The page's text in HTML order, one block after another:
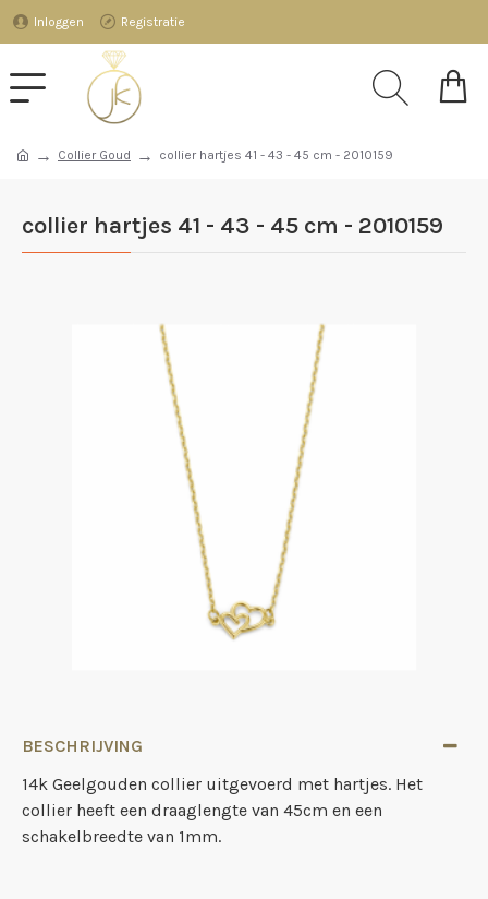
Inloggen Registratie
Collier Goud collier hartjes 41 - 43 - 45 cm - 2010159
collier hartjes 41 - 43 - 45 cm - 2010159
BESCHRIJVING
14k Geelgouden collier uitgevoerd met hartjes. Het
collier heeft een draaglengte van 45cm en een
schakelbreedte van 1mm.